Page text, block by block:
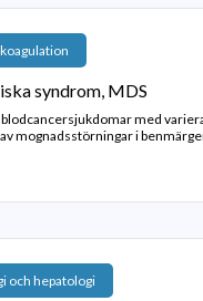
syndrom, MDS
med
mognadsstörningar i
och hepatologi